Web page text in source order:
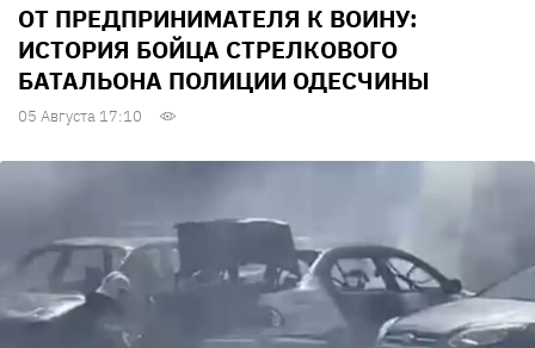
ОТ ПРЕДПРИНИМАТЕЛЯ К ВОИНУ:
ИСТОРИЯ БОЙЦА СТРЕЛКОВОГО
БАТАЛЬОНА ПОЛИЦИИ ОДЕСЧИНЫ
05 Августа 17:10